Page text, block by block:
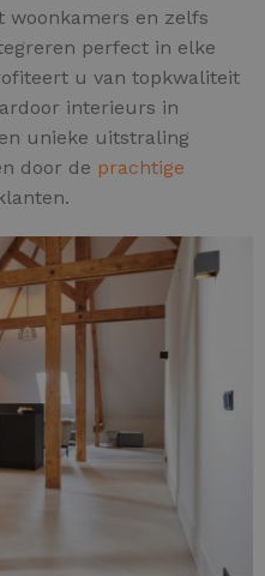
woonkamers en zelfs
perfect in elke
u van topkwaliteit
interieurs in
unieke uitstraling
door de prachtige